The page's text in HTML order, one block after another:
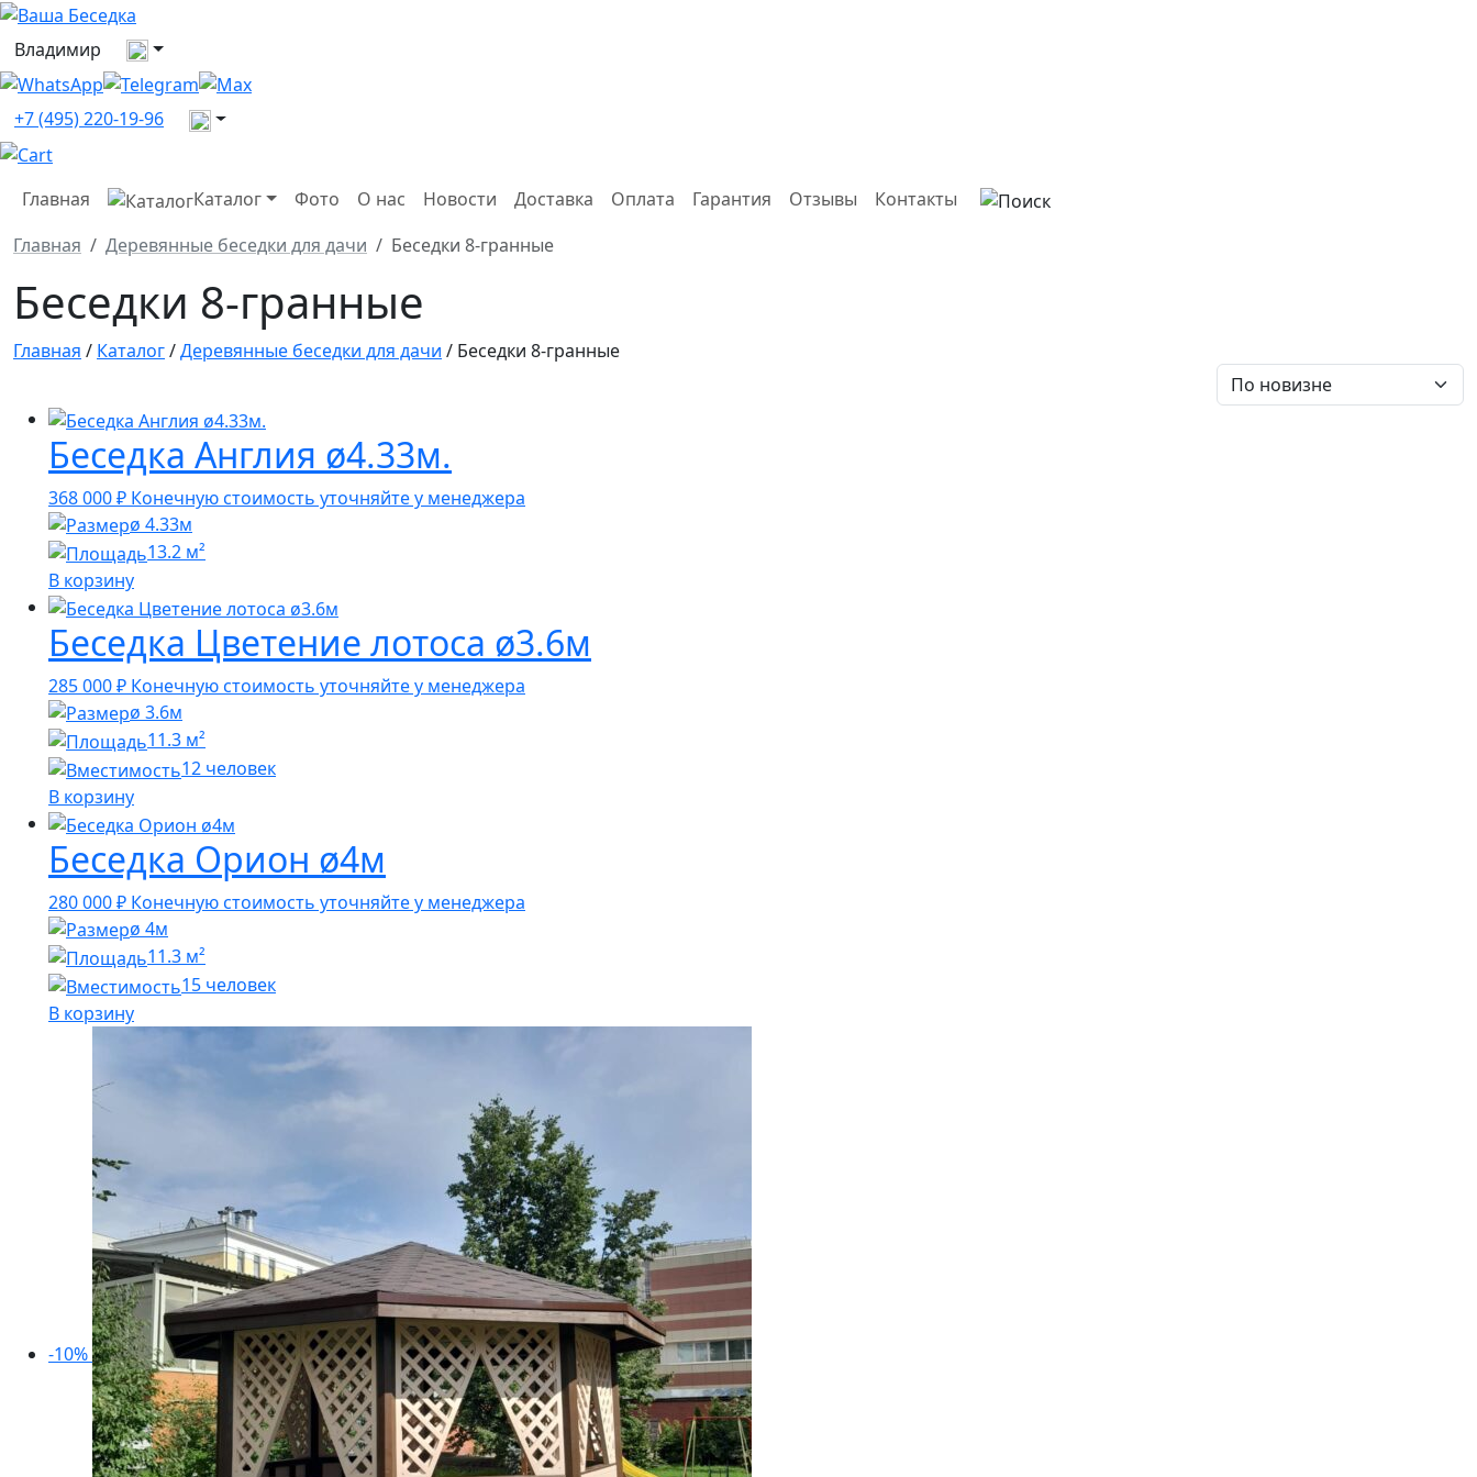
Владимир Выберите город
+7 (495) 220-19-96 Все контакты
Главная Каталог Фото О нас Новости Доставка Оплата Гарантия Отзывы
Контакты
Главная
Деревянные беседки для дачи Беседки 8-гранные
Беседки 8-гранные
Главная / Каталог/Деревянные беседки для дачи / Беседки 8-гранные
Беседка Англия ø4.33м.
368 000₽ Конечную стоимость уточняйте у менеджера
ø 4.33м
13.2 м²
В корзину
Беседка Цветение лотоса ø3.6м
285 000₽ Конечную стоимость уточняйте у менеджера
ø 3.6м
11.3 м²
12 человек
В корзину
Беседка Орион ø4м
280 000₽ Конечную стоимость уточняйте у менеджера
ø 4м
11.3 м²
15 человек
В корзину
-10%